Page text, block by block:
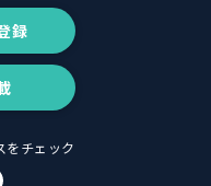
録
をチェック